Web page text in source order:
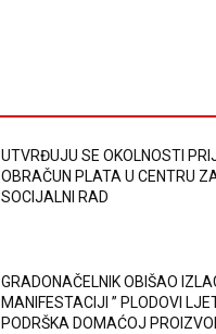
UTVRĐUJU SE OKOLNOSTI
OBRAČUN PLATA U CENTRU
SOCIJALNI RAD
GRADONAČELNIK OBIŠAO
MANIFESTACIJI ” PLODOVI
PODRŠKA DOMAĆOJ